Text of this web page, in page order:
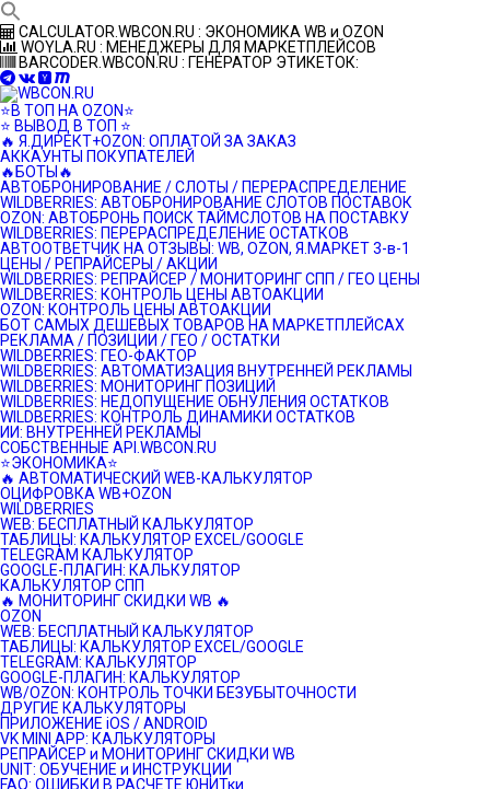
Перейти
к
контенту
CALCULATOR.WBCON.RU : ЭКОНОМИКА WB и OZON
WOYLA.RU : МЕНЕДЖЕРЫ ДЛЯ МАРКЕТПЛЕЙСОВ
BARCODER.WBCON.RU : ГЕНЕРАТОР ЭТИКЕТОК:
⭐️В ТОП НА OZON⭐️
⭐️ ВЫВОД В ТОП ⭐️
🔥 Я.ДИРЕКТ+OZON: ОПЛАТОЙ ЗА ЗАКАЗ
АККАУНТЫ ПОКУПАТЕЛЕЙ
🔥БОТЫ🔥
АВТОБРОНИРОВАНИЕ / СЛОТЫ / ПЕРЕРАСПРЕДЕЛЕНИЕ
WILDBERRIES: АВТОБРОНИРОВАНИЕ СЛОТОВ ПОСТАВОК
OZON: АВТОБРОНЬ ПОИСК ТАЙМСЛОТОВ НА ПОСТАВКУ
WILDBERRIES: ПЕРЕРАСПРЕДЕЛЕНИЕ ОСТАТКОВ
АВТООТВЕТЧИК НА ОТЗЫВЫ: WB, OZON, Я.МАРКЕТ 3-в-1
ЦЕНЫ / РЕПРАЙСЕРЫ / АКЦИИ
WILDBERRIES: РЕПРАЙСЕР / МОНИТОРИНГ СПП / ГЕО ЦЕНЫ
WILDBERRIES: КОНТРОЛЬ ЦЕНЫ АВТОАКЦИИ
OZON: КОНТРОЛЬ ЦЕНЫ АВТОАКЦИИ
БОТ САМЫХ ДЕШЕВЫХ ТОВАРОВ НА МАРКЕТПЛЕЙСАХ
РЕКЛАМА / ПОЗИЦИИ / ГЕО / ОСТАТКИ
WILDBERRIES: ГЕО-ФАКТОР
WILDBERRIES: АВТОМАТИЗАЦИЯ ВНУТРЕННЕЙ РЕКЛАМЫ
WILDBERRIES: МОНИТОРИНГ ПОЗИЦИЙ
WILDBERRIES: НЕДОПУЩЕНИЕ ОБНУЛЕНИЯ ОСТАТКОВ
WILDBERRIES: КОНТРОЛЬ ДИНАМИКИ ОСТАТКОВ
ИИ: ВНУТРЕННЕЙ РЕКЛАМЫ
СОБСТВЕННЫЕ API.WBCON.RU
⭐️ЭКОНОМИКА⭐️
🔥 АВТОМАТИЧЕСКИЙ WEB-КАЛЬКУЛЯТОР
ОЦИФРОВКА WB+OZON
WILDBERRIES
WEB: БЕСПЛАТНЫЙ КАЛЬКУЛЯТОР
ТАБЛИЦЫ: КАЛЬКУЛЯТОР EXCEL/GOOGLE
TELEGRAM КАЛЬКУЛЯТОР
GOOGLE-ПЛАГИН: КАЛЬКУЛЯТОР
КАЛЬКУЛЯТОР СПП
🔥 МОНИТОРИНГ СКИДКИ WB 🔥
OZON
WEB: БЕСПЛАТНЫЙ КАЛЬКУЛЯТОР
ТАБЛИЦЫ: КАЛЬКУЛЯТОР EXCEL/GOOGLE
TELEGRAM: КАЛЬКУЛЯТОР
GOOGLE-ПЛАГИН: КАЛЬКУЛЯТОР
WB/OZON: КОНТРОЛЬ ТОЧКИ БЕЗУБЫТОЧНОСТИ
ДРУГИЕ КАЛЬКУЛЯТОРЫ
ПРИЛОЖЕНИЕ iOS / ANDROID
VK MINI APP: КАЛЬКУЛЯТОРЫ
РЕПРАЙСЕР и МОНИТОРИНГ СКИДКИ WB
UNIT: ОБУЧЕНИЕ и ИНСТРУКЦИИ
FAQ: ОШИБКИ В РАСЧЕТЕ ЮНИТки